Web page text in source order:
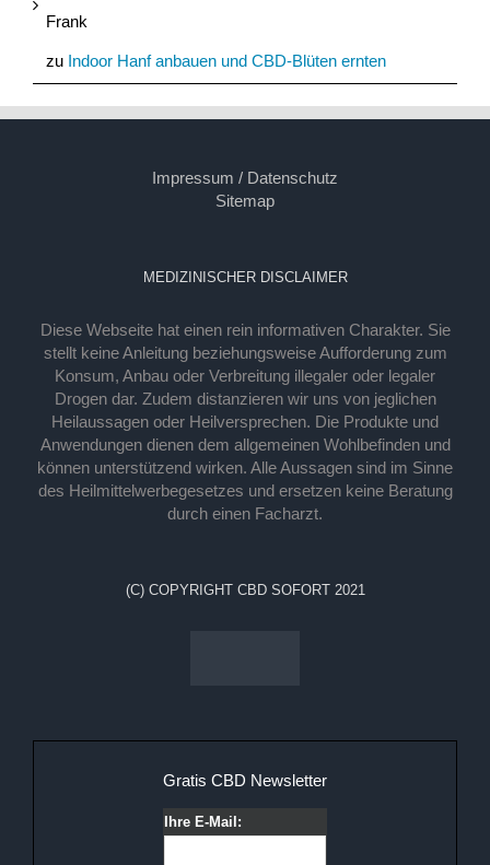
Frank
zu Indoor Hanf anbauen und CBD-Blüten ernten
Impressum / Datenschutz
Sitemap
MEDIZINISCHER DISCLAIMER
Diese Webseite hat einen rein informativen Charakter. Sie
stellt keine Anleitung beziehungsweise Aufforderung zum
Konsum, Anbau oder Verbreitung illegaler oder legaler
Drogen dar. Zudem distanzieren wir uns von jeglichen
Heilaussagen oder Heilversprechen. Die Produkte und
Anwendungen dienen dem allgemeinen Wohlbefinden und
können unterstützend wirken. Alle Aussagen sind im Sinne
des Heilmittelwerbegesetzes und ersetzen keine Beratung
durch einen Facharzt.
(C) COPYRIGHT CBD SOFORT 2021
Gratis CBD Newsletter
Ihre E-Mail: